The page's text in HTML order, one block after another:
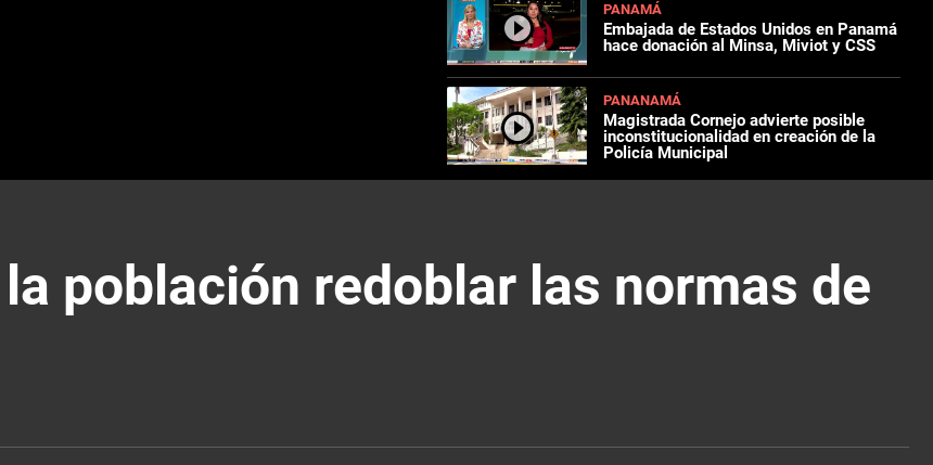
PANAMÁ
Embajada de Estados Unidos en Panamá
hace donación al Minsa, Miviot y CSS
PANANAMÁ
Magistrada Cornejo advierte posible
inconstitucionalidad en creación de la
Policía Municipal
población redoblar las normas de